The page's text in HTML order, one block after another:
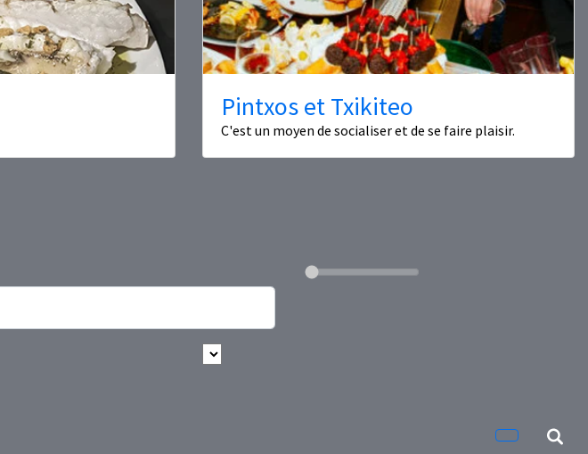
Pintxos et Txikiteo
C'est un moyen de socialiser et de se faire plaisir.